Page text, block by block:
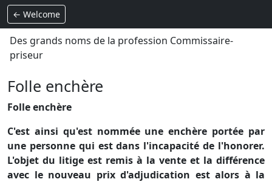
← Welcome
Des grands noms de la profession Commissaire-
priseur
Folle enchère
Folle enchère
C'est ainsi qu'est nommée une enchère portée par
une personne qui est dans l'incapacité de l'honorer.
L'objet du litige est remis à la vente et la différence
avec le nouveau prix d'adjudication est alors à la